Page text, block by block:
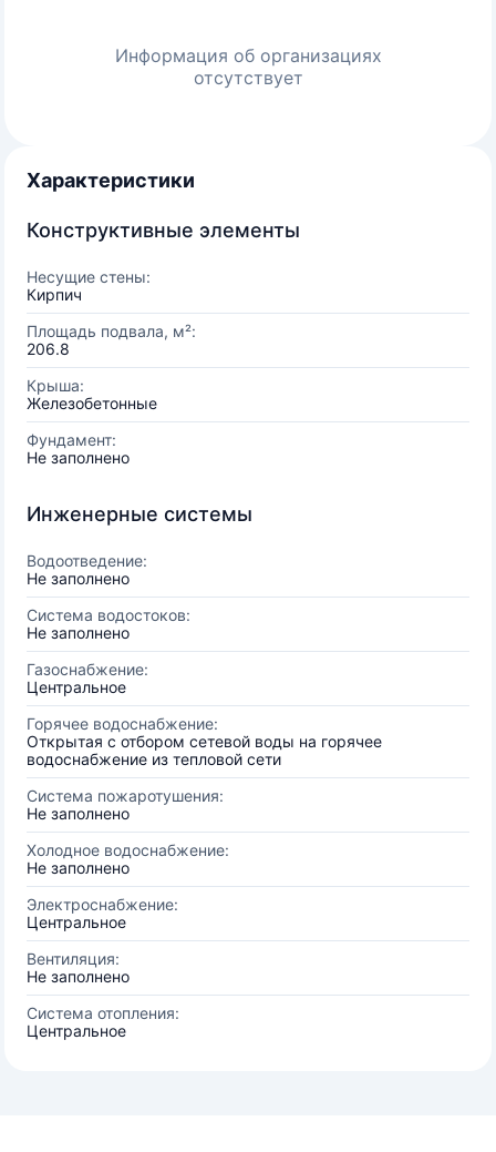
Информация об организациях
отсутствует
Характеристики
Конструктивные элементы
Несущие стены:
Кирпич
Площадь подвала, м²:
206.8
Крыша:
Железобетонные
Фундамент:
Не заполнено
Инженерные системы
Водоотведение:
Не заполнено
Система водостоков:
Не заполнено
Газоснабжение:
Центральное
Горячее водоснабжение:
Открытая с отбором сетевой воды на горячее
водоснабжение из тепловой сети
Система пожаротушения:
Не заполнено
Холодное водоснабжение:
Не заполнено
Электроснабжение:
Центральное
Вентиляция:
Не заполнено
Система отопления:
Центральное